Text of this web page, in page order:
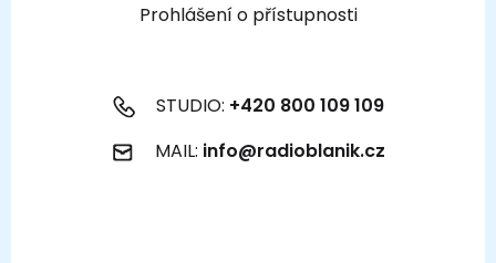
Prohlášení o přístupnosti
STUDIO: +420 800 109 109
MAIL: info@radioblanik.cz